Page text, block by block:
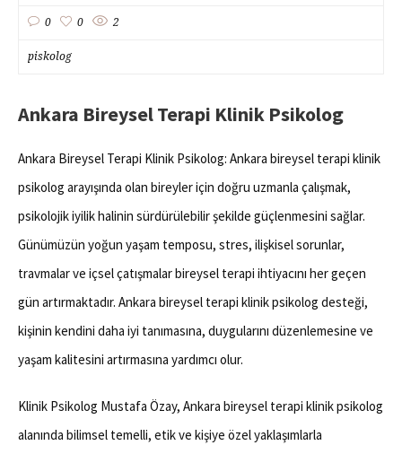
0 0 2
piskolog
Ankara Bireysel Terapi Klinik Psikolog
Ankara Bireysel Terapi Klinik Psikolog: Ankara bireysel terapi klinik
psikolog arayışında olan bireyler için doğru uzmanla çalışmak,
psikolojik iyilik halinin sürdürülebilir şekilde güçlenmesini sağlar.
Günümüzün yoğun yaşam temposu, stres, ilişkisel sorunlar,
travmalar ve içsel çatışmalar bireysel terapi ihtiyacını her geçen
gün artırmaktadır. Ankara bireysel terapi klinik psikolog desteği,
kişinin kendini daha iyi tanımasına, duygularını düzenlemesine ve
yaşam kalitesini artırmasına yardımcı olur.
Klinik Psikolog Mustafa Özay, Ankara bireysel terapi klinik psikolog
alanında bilimsel temelli, etik ve kişiye özel yaklaşımlarla